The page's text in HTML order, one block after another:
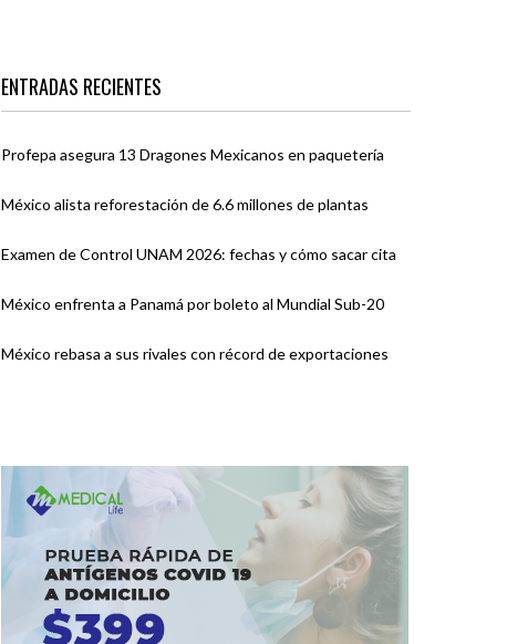
ENTRADAS RECIENTES
Profepa asegura 13 Dragones Mexicanos en paquetería
México alista reforestación de 6.6 millones de plantas
Examen de Control UNAM 2026: fechas y cómo sacar cita
México enfrenta a Panamá por boleto al Mundial Sub-20
México rebasa a sus rivales con récord de exportaciones